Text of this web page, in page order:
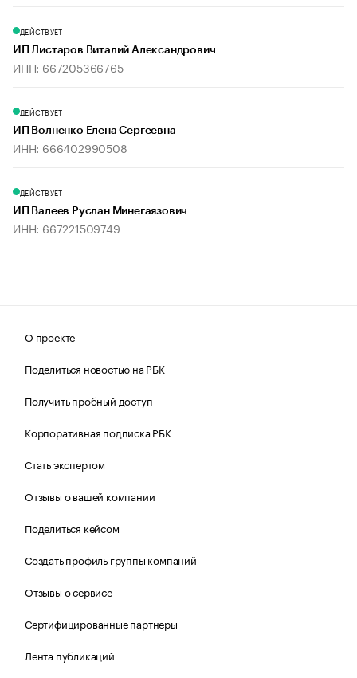
ДЕЙСТВУЕТ
ИП Листаров Виталий Александрович
ИНН: 667205366765
ДЕЙСТВУЕТ
ИП Волненко Елена Сергеевна
ИНН: 666402990508
ДЕЙСТВУЕТ
ИП Валеев Руслан Минегаязович
ИНН: 667221509749
О проекте
Поделиться новостью на РБК
Получить пробный доступ
Корпоративная подписка РБК
Стать экспертом
Отзывы о вашей компании
Поделиться кейсом
Создать профиль группы компаний
Отзывы о сервисе
Сертифицированные партнеры
Лента публикаций